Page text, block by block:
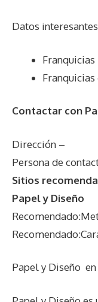
Datos
Franquicias
Contactar con
Dirección –
Persona de
Sitios
Papel y Diseño
Papel y Diseño